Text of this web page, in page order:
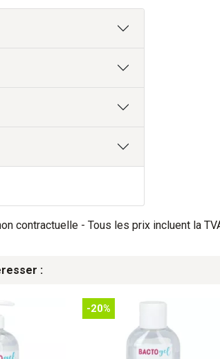
contractuelle - Tous les prix incluent la
:
-20%